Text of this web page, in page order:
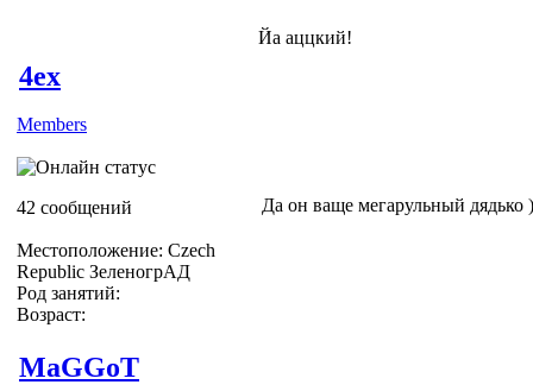
Йа аццкий!
4ex
Members
42 сообщений
Местоположение: Czech
Republic ЗеленогрАД
Род занятий:
Возраст:
Да он ваще мегарульный дядько
MaGGoT